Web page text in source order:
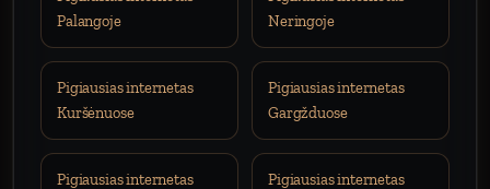
Palangoje
Neringoje
Pigiausias internetas
Kuršėnuose
Pigiausias internetas
Gargžduose
Pigiausias internetas Pigiausias internetas